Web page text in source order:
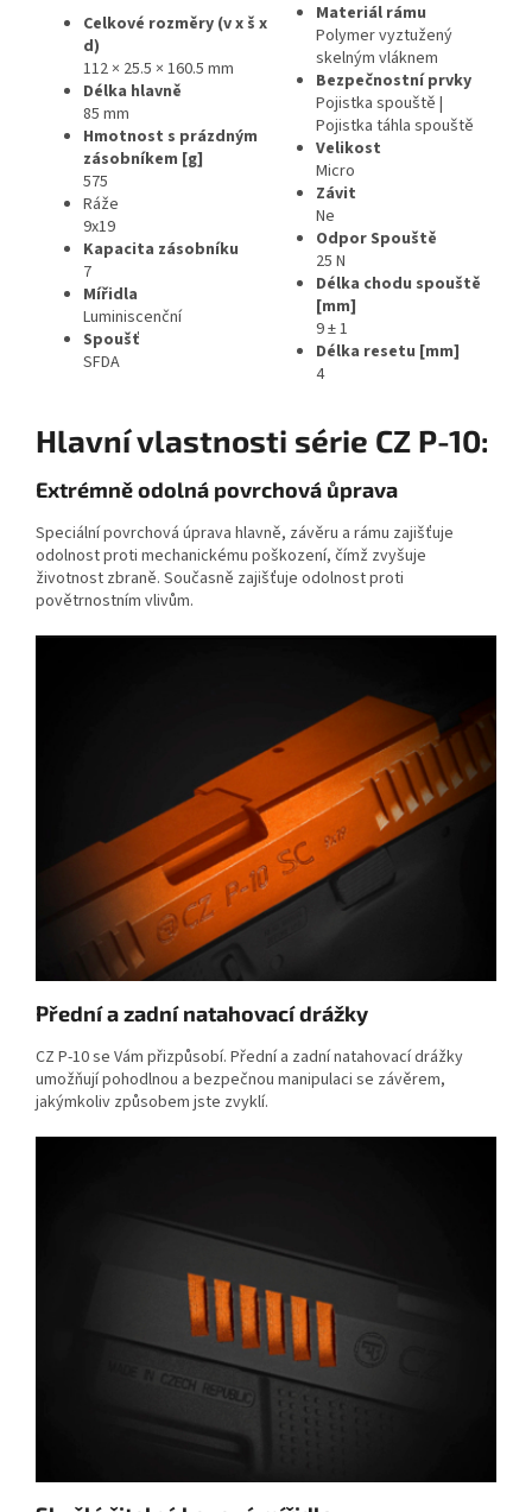
Celkové rozměry (v x š x
d)
112 × 25.5 × 160.5 mm
Délka hlavně
85 mm
Hmotnost s prázdným
zásobníkem [g]
575
Ráže
9x19
Kapacita zásobníku
7
Mířidla
Luminiscenční
Spoušť
SFDA
Materiál rámu
Polymer vyztužený
skelným vláknem
Bezpečnostní prvky
Pojistka spouště |
Pojistka táhla spouště
Velikost
Micro
Závit
Ne
Odpor Spouště
25 N
Délka chodu spouště
[mm]
9 ± 1
Délka resetu [mm]
4
Hlavní vlastnosti série CZ P-10:
Extrémně odolná povrchová ůprava
Speciální povrchová úprava hlavně, závěru a rámu zajišťuje
odolnost proti mechanickému poškození, čímž zvyšuje
životnost zbraně. Současně zajišťuje odolnost proti
povětrnostním vlivům.
Přední a zadní natahovací drážky
CZ P-10 se Vám přizpůsobí. Přední a zadní natahovací drážky
umožňují pohodlnou a bezpečnou manipulaci se závěrem,
jakýmkoliv způsobem jste zvyklí.